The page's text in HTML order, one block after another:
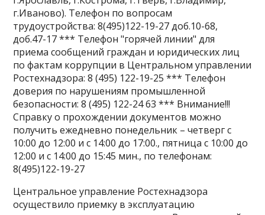
г.Иваново). Телефон по вопросам
трудоустройства: 8(495)122-19-27 доб.10-68,
доб.47-17 *** Телефон "горячей линии" для
приема сообщений граждан и юридических лиц
по фактам коррупции в Центральном управлении
Ростехнадзора: 8 (495) 122-19-25 *** Телефон
доверия по нарушениям промышленной
безопасности: 8 (495) 122-24 63 *** Внимание!!!
Справку о прохождении документов можно
получить ежедневно понедельник – четверг с
10:00 до 12:00 и с 14:00 до 17:00., пятница с 10:00 до
12:00 и с 14:00 до 15:45 мин., по телефонам:
8(495)122-19-27​
Центральное управление Ростехнадзора
осуществило приемку в эксплуатацию